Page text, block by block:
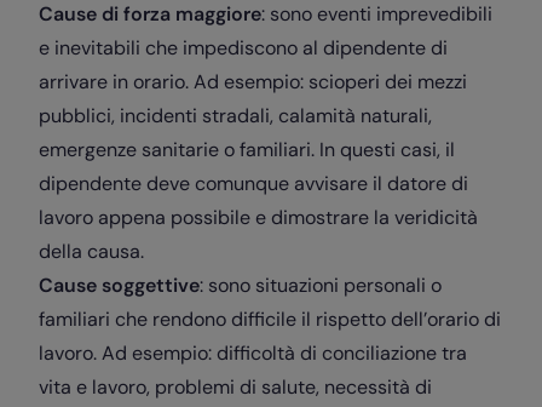
Cause di forza maggiore: sono eventi imprevedibili
e inevitabili che impediscono al dipendente di
arrivare in orario. Ad esempio: scioperi dei mezzi
pubblici, incidenti stradali, calamità naturali,
emergenze sanitarie o familiari. In questi casi, il
dipendente deve comunque avvisare il datore di
lavoro appena possibile e dimostrare la veridicità
della causa.
Cause soggettive: sono situazioni personali o
familiari che rendono difficile il rispetto dell’orario di
lavoro. Ad esempio: difficoltà di conciliazione tra
vita e lavoro, problemi di salute, necessità di